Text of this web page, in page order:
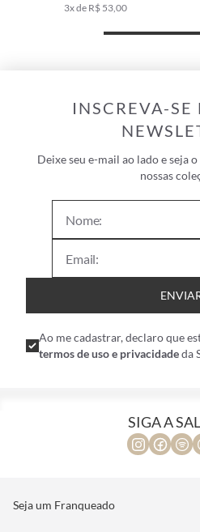
3x de R$ 53,00
INSCREVA-SE
Deixe seu e-mail ao lado e seja
nossas
Ao me cadastrar, declaro que
termos de uso e privacidadeda
SIGA A
Seja um Franqueado